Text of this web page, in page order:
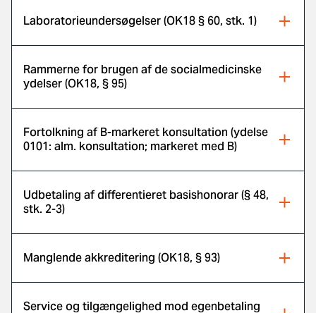
Laboratorieundersøgelser (OK18 § 60, stk. 1)
Rammerne for brugen af de socialmedicinske
ydelser (OK18, § 95)
Fortolkning af B-markeret konsultation (ydelse
0101: alm. konsultation; markeret med B)
Udbetaling af differentieret basishonorar (§ 48,
stk. 2-3)
Manglende akkreditering (OK18, § 93)
Service og tilgængelighed mod egenbetaling